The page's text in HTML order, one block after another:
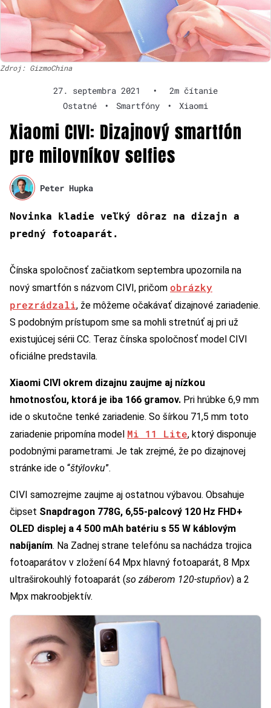
Zdroj: GizmoChina
27. septembra 2021 •
2m čítanie
Ostatné
• Smartfóny • Xiaomi
Xiaomi CIVI: Dizajnový smartfón
pre milovníkov selfies
Peter Hupka
Novinka kladie veľký dôraz na dizajn a
predný fotoaparát.
Čínska spoločnosť začiatkom septembra upozornila na
nový smartfón s názvom CIVI, pričom obrázky
prezrádzali, že môžeme očakávať dizajnové zariadenie.
S podobným prístupom sme sa mohli stretnúť aj pri už
existujúcej sérii CC. Teraz čínska spoločnosť model CIVI
oficiálne predstavila.
Xiaomi CIVI okrem dizajnu zaujme aj nízkou
hmotnosťou, ktorá je iba 166 gramov. Pri hrúbke 6,9 mm
ide o skutočne tenké zariadenie. So šírkou 71,5 mm toto
zariadenie pripomína model Mi 11 Lite, ktorý disponuje
podobnými parametrami. Je tak zrejmé, že po dizajnovej
stránke ide o “štýlovku”.
CIVI samozrejme zaujme aj ostatnou výbavou. Obsahuje
čipset Snapdragon 778G, 6,55-palcový 120 Hz FHD+
OLED displej a 4 500 mAh batériu s 55 W káblovým
nabíjaním. Na Zadnej strane telefónu sa nachádza trojica
fotoaparátov v zložení 64 Mpx hlavný fotoaparát, 8 Mpx
ultraširokouhlý fotoaparát (so záberom 120-stupňov) a 2
Mpx makroobjektív.